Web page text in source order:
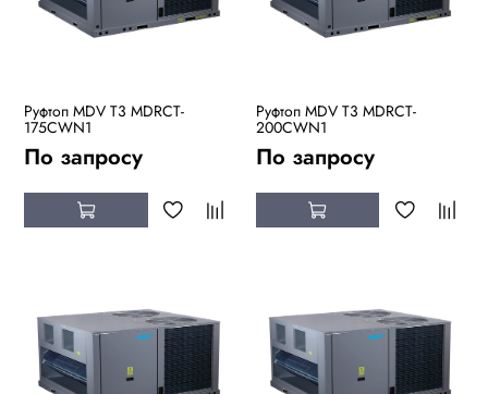
Руфтоп MDV T3 MDRCT-
175CWN1
По запросу
Руфтоп MDV T3 MDRCT-
200CWN1
По запросу